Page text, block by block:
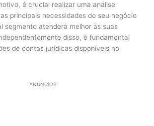
é crucial realizar uma análise
principais necessidades do seu negócio
segmento atenderá melhor às suas
disso, é fundamental
de contas jurídicas disponíveis no
ANÚNCIOS